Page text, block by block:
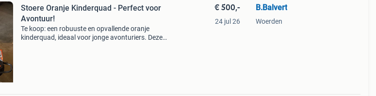
Stoere Oranje Kinderquad - Perfect voor
Avontuur!
Te koop: een robuuste en opvallende oranje
kinderquad, ideaal voor jonge avonturiers. Deze
€ 500,-
24 jul 26
B.Balvert
Woerden